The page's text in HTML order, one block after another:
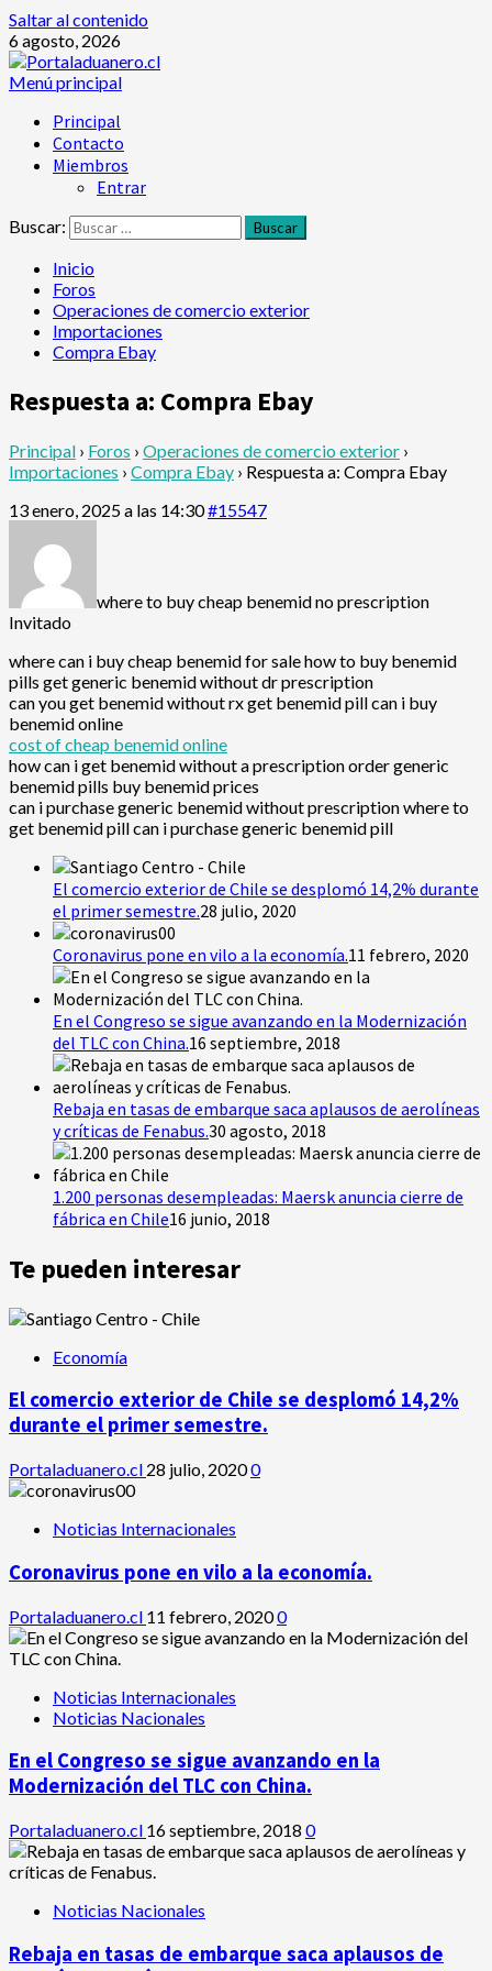
Saltar al contenido
6 agosto, 2026
Menú principal
Principal
Contacto
Miembros
Entrar
Buscar:
Inicio
Foros
Operaciones de comercio exterior
Importaciones
Compra Ebay
Respuesta a: Compra Ebay
Principal › Foros › Operaciones de comercio exterior ›
Importaciones › Compra Ebay › Respuesta a: Compra Ebay
13 enero, 2025 a las 14:30#15547
where to buy cheap benemid no prescription
Invitado
where can i buy cheap benemid for sale how to buy benemid
pills get generic benemid without dr prescription
can you get benemid without rx get benemid pill can i buy
benemid online
cost of cheap benemid online
how can i get benemid without a prescription order generic
benemid pills buy benemid prices
can i purchase generic benemid without prescription where to
get benemid pill can i purchase generic benemid pill
El comercio exterior de Chile se desplomó 14,2% durante
el primer semestre.28 julio, 2020
Coronavirus pone en vilo a la economía.11 febrero, 2020
En el Congreso se sigue avanzando en la Modernización
del TLC con China.16 septiembre, 2018
Rebaja en tasas de embarque saca aplausos de aerolíneas
y críticas de Fenabus.30 agosto, 2018
1.200 personas desempleadas: Maersk anuncia cierre de
fábrica en Chile16 junio, 2018
Te pueden interesar
Economía
El comercio exterior de Chile se desplomó 14,2%
durante el primer semestre.
Portaladuanero.cl 28 julio, 20200
Noticias Internacionales
Coronavirus pone en vilo a la economía.
Portaladuanero.cl 11 febrero, 20200
Noticias Internacionales
Noticias Nacionales
En el Congreso se sigue avanzando en la
Modernización del TLC con China.
Portaladuanero.cl 16 septiembre, 2018 0
Noticias Nacionales
Rebaja en tasas de embarque saca aplausos de